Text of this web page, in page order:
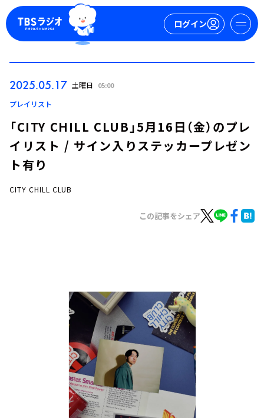
ログイン
YouTube
会社情報
2025.05.17 土曜日 05:00
プレイリスト
「CITY CHILL CLUB」5月16日（金）のプレ
イリスト / サイン入りステッカープレゼン
ト有り
CITY CHILL CLUB
この記事をシェア